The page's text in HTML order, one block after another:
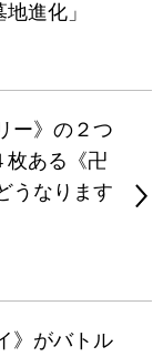
進化」
ー》の２つ
枚ある《卍
うなります
》がバトル